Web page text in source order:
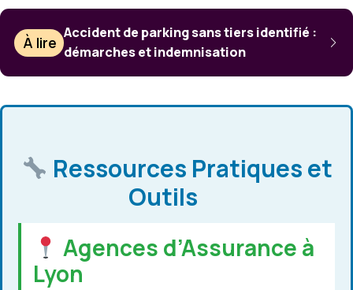
À lire
Accident de parking sans tiers identifié :
démarches et indemnisation
Ressources Pratiques et
Outils
Agences d’Assurance à
Lyon